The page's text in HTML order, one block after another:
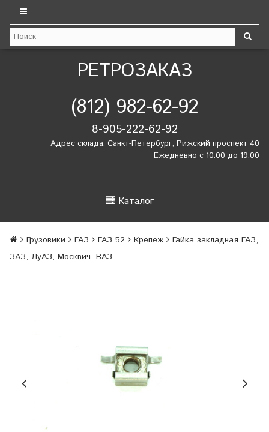
РЕТРОЗАКАЗ
(812) 982-62-92
8-905-222-62-92
Адрес склада: Санкт-Петербург, Рижский проспект 40
Ежедневно с 10:00 до 19:00
Каталог
Грузовики ГАЗ ГАЗ 52 Крепеж
Гайка закладная ГАЗ,
ЗАЗ, ЛуАЗ, Москвич, ВАЗ